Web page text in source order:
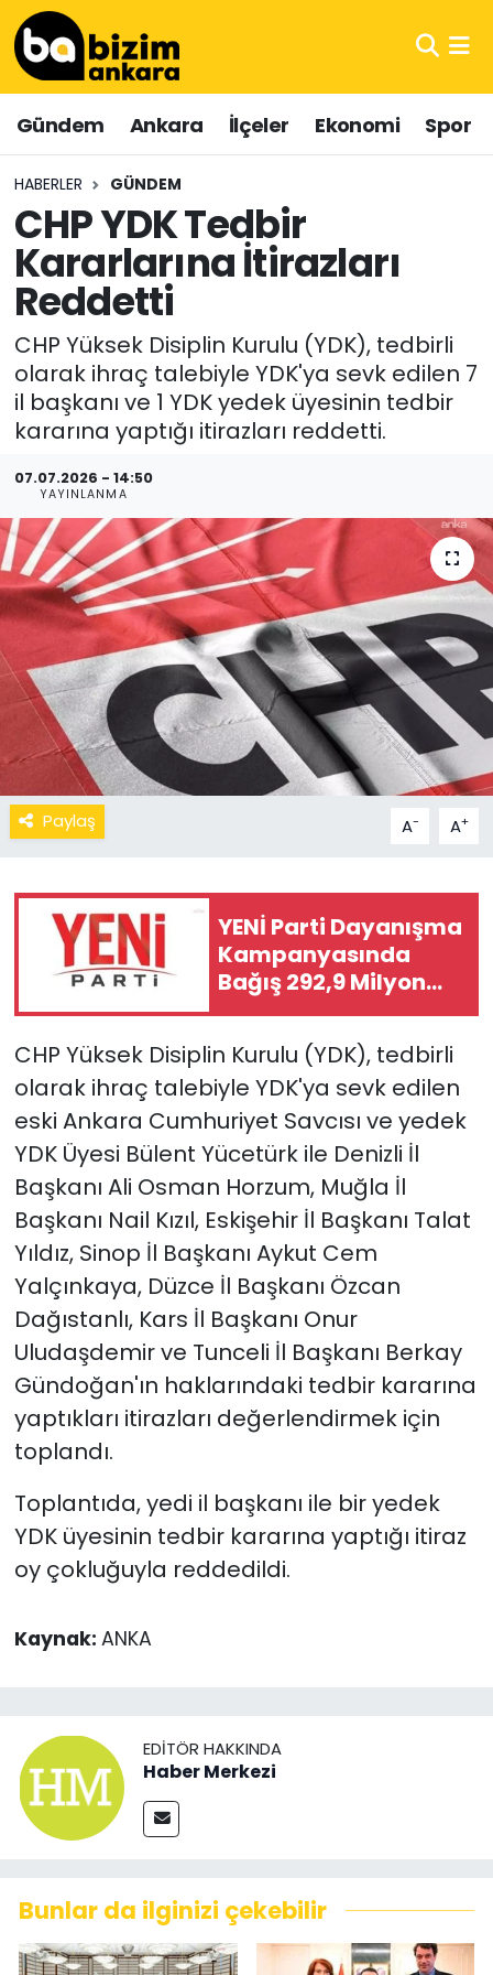
Gündem Ankara İlçeler Ekonomi Spor
HABERLER GÜNDEM
CHP YDK Tedbir
Kararlarına İtirazları
Reddetti
CHP Yüksek Disiplin Kurulu (YDK), tedbirli
olarak ihraç talebiyle YDK'ya sevk edilen 7
il başkanı ve 1 YDK yedek üyesinin tedbir
kararına yaptığı itirazları reddetti.
07.07.2026 - 14:50
YAYINLANMA
Paylaş A- A+
YENİ Parti Dayanışma
Kampanyasında
Bağış 292,9 Milyon
TL'ye Ulaştı
CHP Yüksek Disiplin Kurulu (YDK), tedbirli
olarak ihraç talebiyle YDK'ya sevk edilen
eski Ankara Cumhuriyet Savcısı ve yedek
YDK Üyesi Bülent Yücetürk ile Denizli İl
Başkanı Ali Osman Horzum, Muğla İl
Başkanı Nail Kızıl, Eskişehir İl Başkanı Talat
Yıldız, Sinop İl Başkanı Aykut Cem
Yalçınkaya, Düzce İl Başkanı Özcan
Dağıstanlı, Kars İl Başkanı Onur
Uludaşdemir ve Tunceli İl Başkanı Berkay
Gündoğan'ın haklarındaki tedbir kararına
yaptıkları itirazları değerlendirmek için
toplandı.
Toplantıda, yedi il başkanı ile bir yedek
YDK üyesinin tedbir kararına yaptığı itiraz
oy çokluğuyla reddedildi.
Kaynak: ANKA
EDITÖR HAKKINDA
Haber Merkezi
Bunlar da ilginizi çekebilir
Hava Durumu
Trafik Durumu
Süper Lig Puan Durumu ve Fikstür
Tüm Manşetler
Son Dakika Haberleri
Haber Arşivi